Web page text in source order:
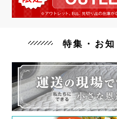
特集・お